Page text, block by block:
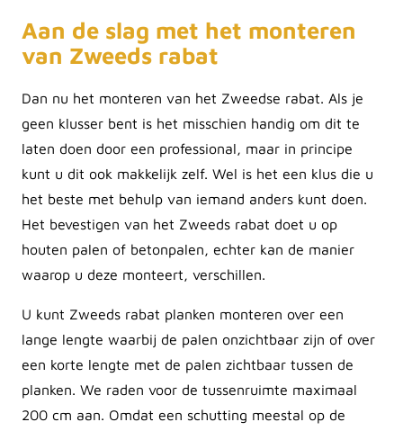
Aan de slag met het monteren
van Zweeds rabat
Dan nu het monteren van het Zweedse rabat. Als je
geen klusser bent is het misschien handig om dit te
laten doen door een professional, maar in principe
kunt u dit ook makkelijk zelf. Wel is het een klus die u
het beste met behulp van iemand anders kunt doen.
Het bevestigen van het Zweeds rabat doet u op
houten palen of betonpalen, echter kan de manier
waarop u deze monteert, verschillen.
U kunt Zweeds rabat planken monteren over een
lange lengte waarbij de palen onzichtbaar zijn of over
een korte lengte met de palen zichtbaar tussen de
planken. We raden voor de tussenruimte maximaal
200 cm aan. Omdat een schutting meestal op de